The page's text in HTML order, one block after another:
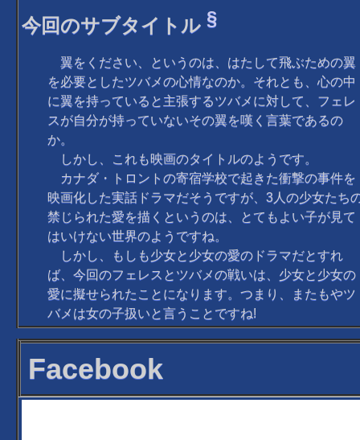
今回のサブタイトル §
翼をください、というのは、はたして飛ぶための翼
を必要としたツバメの心情なのか。それとも、心の中
に翼を持っていると主張するツバメに対して、フェレ
スが自分が持っていないその翼を嘆く言葉であるの
か。
しかし、これも映画のタイトルのようです。
カナダ・トロントの寄宿学校で起きた衝撃の事件を
映画化した実話ドラマだそうですが、3人の少女たち
禁じられた愛を描くというのは、とてもよい子が見て
はいけない世界のようですね。
しかし、もしも少女と少女の愛のドラマだとすれ
ば、今回のフェレスとツバメの戦いは、少女と少女の
愛に擬せられたことになります。つまり、またもやツ
バメは女の子扱いと言うことですね!
Facebook